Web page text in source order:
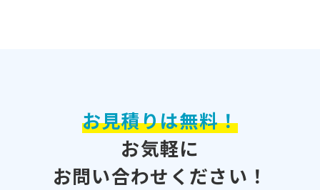
お見積りは無料！
お気軽に
お問い合わせください！